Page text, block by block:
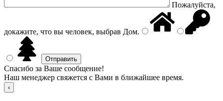
Пожалуйста,
докажите, что вы человек, выбрав Дом.
Спасибо за Ваше сообщение!
Наш менеджер свяжется с Вами в ближайшее время.